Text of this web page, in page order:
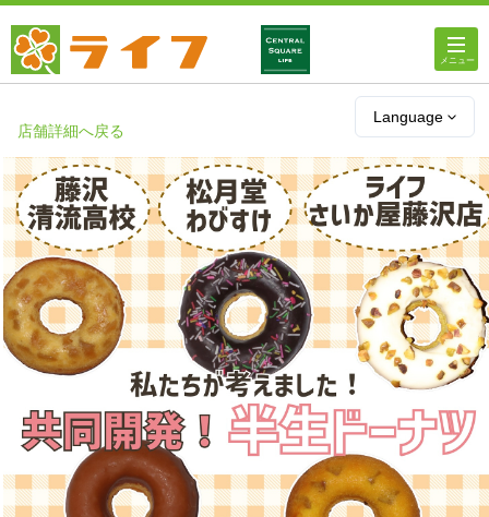
Language
店舗・チラシ情報
ライフのオンラインストア
ライフ ネットスーパー
企業情報
IR情報
採用情報
店舗詳細へ戻る